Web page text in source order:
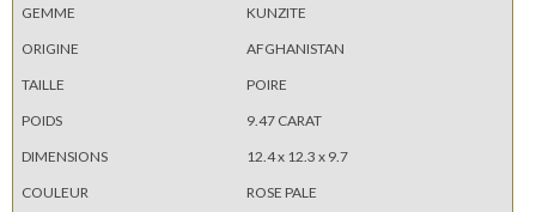
GEMME
KUNZITE
ORIGINE
AFGHANISTAN
TAILLE
POIRE
POIDS
9.47 CARAT
DIMENSIONS
12.4 x 12.3 x 9.7
COULEUR
ROSE PALE